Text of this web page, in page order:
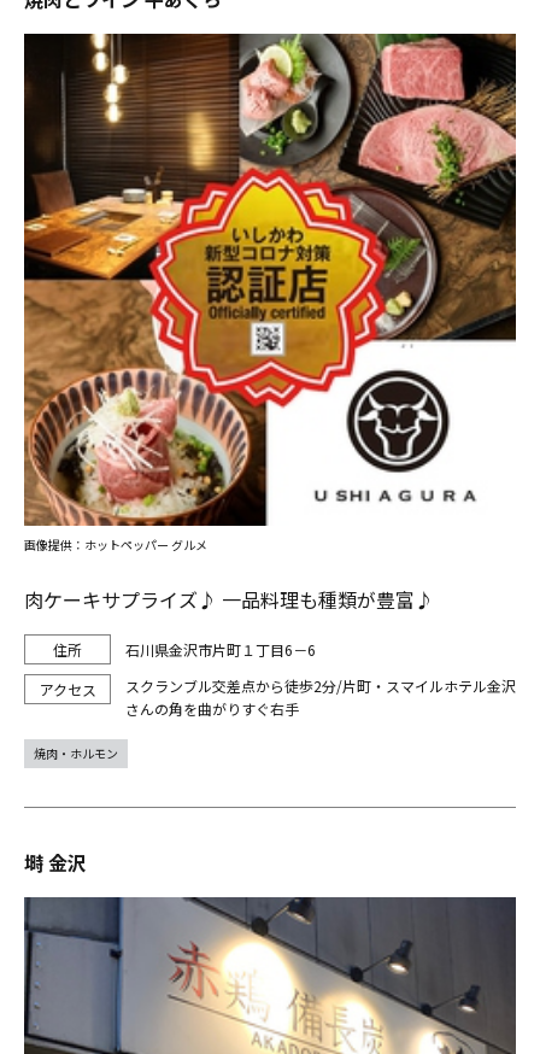
肉ケーキサプライズ♪ 一品料理も種類が豊富♪
石川県金沢市片町１丁目6－6
スクランブル交差点から徒歩2分/片町・スマイルホテル金沢
さんの角を曲がりすぐ右手
画像提供：ホットペッパー グルメ
焼肉・ホルモン
塒 金沢